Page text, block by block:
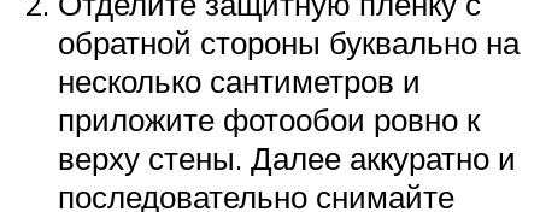
обратной стороны буквально на
несколько сантиметров и
приложите фотообои ровно к
верху стены. Далее аккуратно и
последовательно снимайте